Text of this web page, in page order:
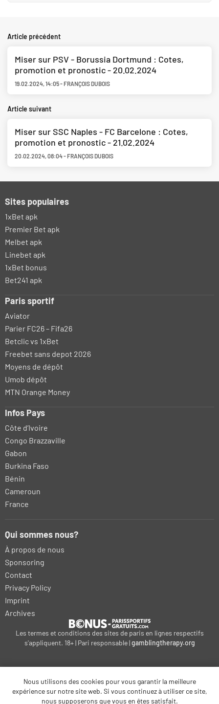
Article précédent
Miser sur PSV - Borussia Dortmund : Cotes,
promotion et pronostic - 20.02.2024
19.02.2024,14:05- FRANÇOIS DUBOIS
Article suivant
Miser sur SSC Naples - FC Barcelone : Cotes,
promotion et pronostic - 21.02.2024
20.02.2024,08:04- FRANÇOIS DUBOIS
Sites populaires
1xBet apk
Premier Bet apk
Melbet apk
Linebet apk
1xBet bonus
Bet241 apk
Paris sportif
Aviator
Parier FC26 – Fifa26
Betclic vs 1xBet
Freebet sans depot 2026
Moyens de dépôt
Umob dépôt
MTN Orange Money
Infos Pays
Côte d’Ivoire
Congo Brazzaville
Gabon
Burkina Faso
Bénin
Cameroun
France
Qui sommes nous?
À propos de nous
Sponsoring
Contact
Privacy Policy
Imprint
Archives
Les termes et conditions des sites de paris en lignes respectifs
s'appliquent. 18+ | Pari responsable |gamblingtherapy.org
bonus-betting.dk
kalyteri-stoiximatiki.gr
bonus-parissportifs-gratuits.com
Nous utilisons des cookies pour vous garantir la meilleure
expérience sur notre site web. Si vous continuez à utiliser ce site,
nous supposerons que vous en êtes satisfait.